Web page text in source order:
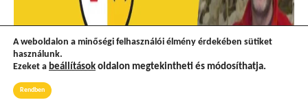
A weboldalon a minőségi felhasználói élmény érdekében sütiket
használunk.
Ezeket a beállítások oldalon megtekintheti és módosíthatja.
Rendben